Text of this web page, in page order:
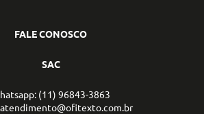
FALE CONOSCO
SAC
(11) 96843-3863
atendimento@ofitexto.com.br